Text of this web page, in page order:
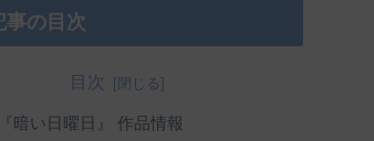
事の目次
目次
暗い日曜日』 作品情報